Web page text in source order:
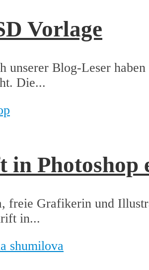
Vorlage
unserer Blog-Leser
Die...
in Photoshop
freie Grafikerin und
in...